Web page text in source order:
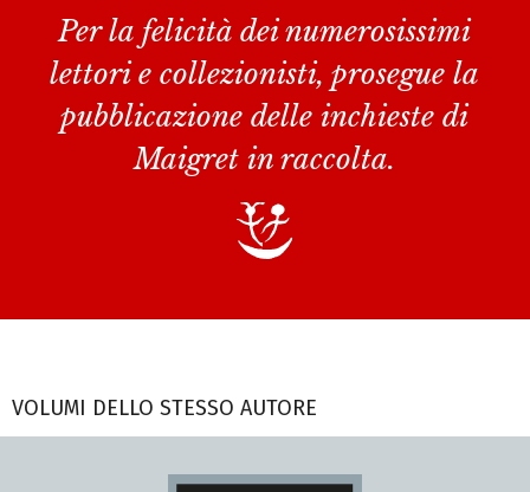
Per la felicità dei numerosissimi
lettori e collezionisti, prosegue la
pubblicazione delle inchieste di
Maigret in raccolta.
VOLUMI DELLO STESSO AUTORE